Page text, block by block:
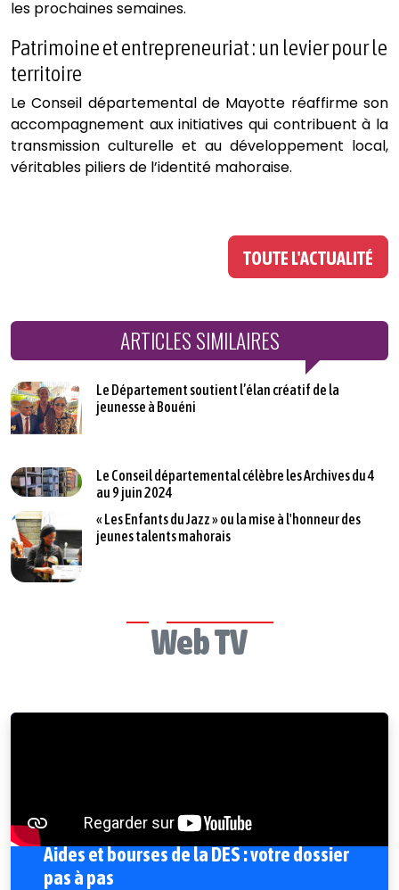
les prochaines semaines.
Patrimoine et entrepreneuriat : un levier pour le
territoire
Le Conseil départemental de Mayotte réaffirme son
accompagnement aux initiatives qui contribuent à la
transmission culturelle et au développement local,
véritables piliers de l’identité mahoraise.
TOUTE L'ACTUALITÉ
ARTICLES SIMILAIRES
Le Département soutient l’élan créatif de la
jeunesse à Bouéni
Le Conseil départemental célèbre les Archives du 4
au 9 juin 2024
« Les Enfants du Jazz » ou la mise à l'honneur des
jeunes talents mahorais
Web TV
Aides et bourses de la DES : votre dossier
pas à pas